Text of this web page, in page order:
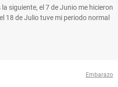
siguiente, el 7 de Junio me hicieron
18 de Julio tuve mi periodo normal
Embarazo